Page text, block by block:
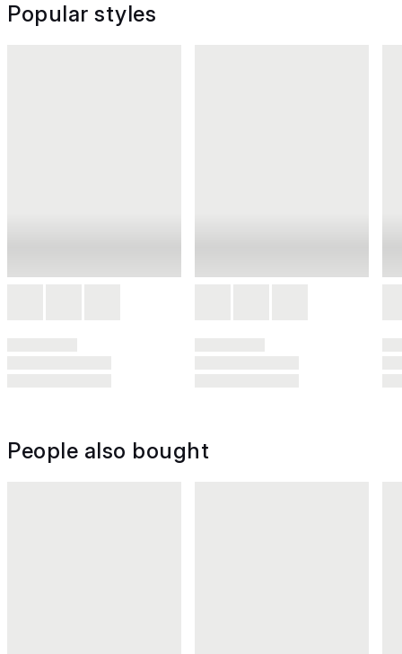
Popular styles
People also bought